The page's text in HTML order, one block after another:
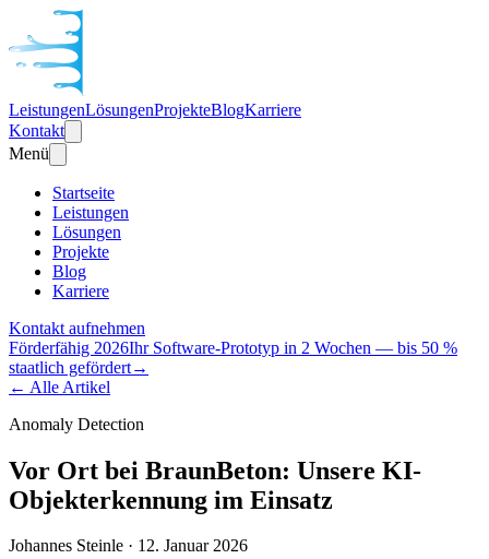
LeistungenLösungenProjekteBlogKarriere
Kontakt
Menü
Startseite
Leistungen
Lösungen
Projekte
Blog
Karriere
Kontakt aufnehmen
Förderfähig 2026Ihr Software-Prototyp in 2 Wochen — bis 50 %
staatlich gefördert→
← Alle Artikel
Anomaly Detection
Vor Ort bei BraunBeton: Unsere KI-
Objekterkennung im Einsatz
Johannes Steinle · 12. Januar 2026